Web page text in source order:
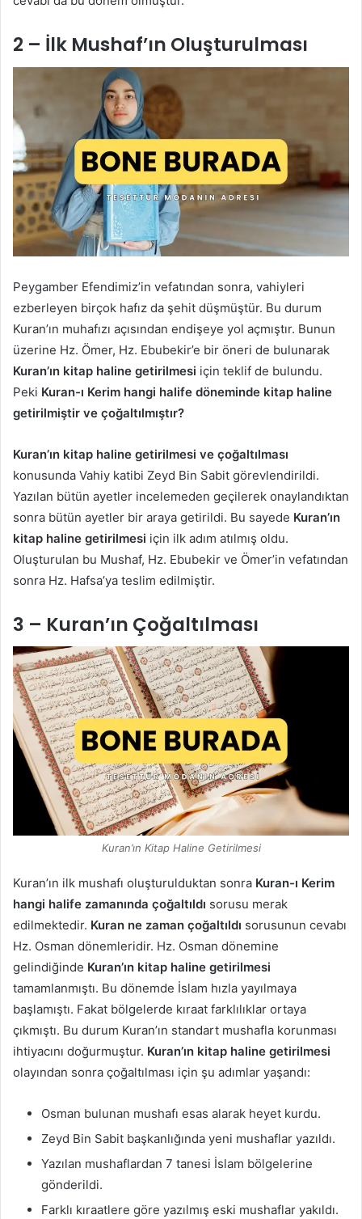
2 – İlk Mushaf’ın Oluşturulması
Peygamber Efendimiz’in vefatından sonra, vahiyleri
ezberleyen birçok hafız da şehit düşmüştür. Bu durum
Kuran’ın muhafızı açısından endişeye yol açmıştır. Bunun
üzerine Hz. Ömer, Hz. Ebubekir’e bir öneri de bulunarak
Kuran’ın kitap haline getirilmesi için teklif de bulundu.
Peki Kuran-ı Kerim hangi halife döneminde kitap haline
getirilmiştir ve çoğaltılmıştır?
Kuran’ın kitap haline getirilmesi ve çoğaltılması
konusunda Vahiy katibi Zeyd Bin Sabit görevlendirildi.
Yazılan bütün ayetler incelemeden geçilerek onaylandıktan
sonra bütün ayetler bir araya getirildi. Bu sayede Kuran’ın
kitap haline getirilmesi için ilk adım atılmış oldu.
Oluşturulan bu Mushaf, Hz. Ebubekir ve Ömer’in vefatından
sonra Hz. Hafsa’ya teslim edilmiştir.
3 – Kuran’ın Çoğaltılması
Kuran’ın Kitap Haline Getirilmesi
Kuran’ın ilk mushafı oluşturulduktan sonra Kuran-ı Kerim
hangi halife zamanında çoğaltıldı sorusu merak
edilmektedir. Kuran ne zaman çoğaltıldı sorusunun cevabı
Hz. Osman dönemleridir. Hz. Osman dönemine
gelindiğinde Kuran’ın kitap haline getirilmesi
tamamlanmıştı. Bu dönemde İslam hızla yayılmaya
başlamıştı. Fakat bölgelerde kıraat farklılıklar ortaya
çıkmıştı. Bu durum Kuran’ın standart mushafla korunması
ihtiyacını doğurmuştur. Kuran’ın kitap haline getirilmesi
olayından sonra çoğaltılması için şu adımlar yaşandı:
Osman bulunan mushafı esas alarak heyet kurdu.
Zeyd Bin Sabit başkanlığında yeni mushaflar yazıldı.
Yazılan mushaflardan 7 tanesi İslam bölgelerine
gönderildi.
Farklı kıraatlere göre yazılmış eski mushaflar yakıldı.